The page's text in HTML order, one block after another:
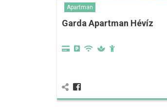
Apartman
Garda Apartman Hévíz